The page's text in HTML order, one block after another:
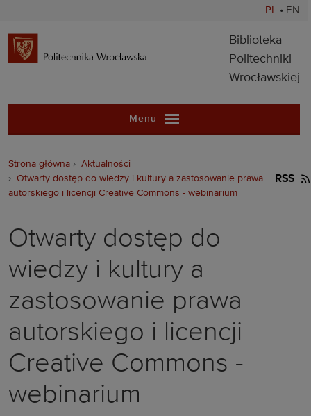
PL • EN
Biblioteka
Biblioteka
Politechniki
Wrocławskiej
Menu
Strona główna
Aktualności
Otwarty dostęp do wiedzy i kultury a zastosowanie prawa
autorskiego i licencji Creative Commons - webinarium
RSS
Otwarty dostęp do
wiedzy i kultury a
zastosowanie prawa
autorskiego i licencji
Creative Commons -
webinarium